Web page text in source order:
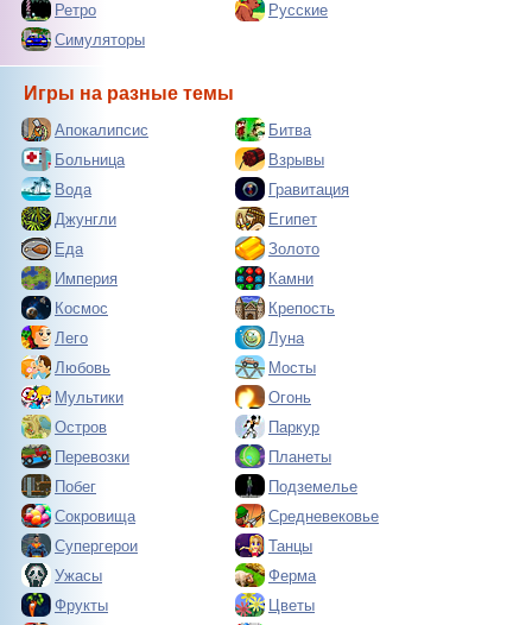
Ретро
Русские
Симуляторы
Игры на разные темы
Апокалипсис
Битва
Больница
Взрывы
Вода
Гравитация
Джунгли
Египет
Еда
Золото
Империя
Камни
Космос
Крепость
Лего
Луна
Любовь
Мосты
Мультики
Огонь
Остров
Паркур
Перевозки
Планеты
Побег
Подземелье
Сокровища
Средневековье
Супергерои
Танцы
Ужасы
Ферма
Фрукты
Цветы